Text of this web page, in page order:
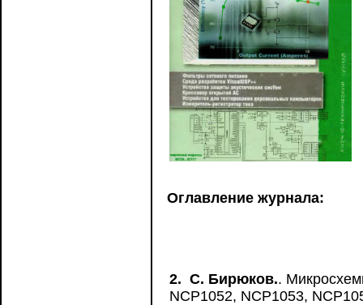
Оглавление журнала:
2. С. Бирюков..
NCP1052, NCP1053,